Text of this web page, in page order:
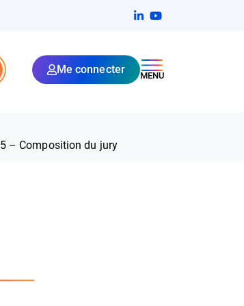
Linkedin
(ouverture dans un
YouTube
(ouverture dans
Me connecter MENU
– Composition du jury